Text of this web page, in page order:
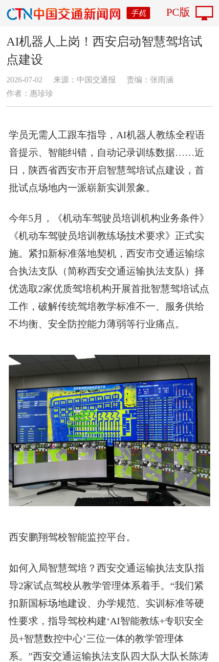
手机 PC版
AI机器人上岗！西安启动智慧驾培试
点建设
2026-07-02 来源：中国交通报
责编：张雨涵
作者：惠珍珍
学员无需人工跟车指导，AI机器人教练全程语
音提示、智能纠错，自动记录训练数据……近
日，陕西省西安市开启智慧驾培试点建设，首
批试点场地内一派崭新实训景象。
今年5月，《机动车驾驶员培训机构业务条件》
《机动车驾驶员培训教练场技术要求》正式实
施。紧扣新标准落地契机，西安市交通运输综
合执法支队（简称西安交通运输执法支队）择
优选取2家优质驾培机构开展首批智慧驾培试点
工作，破解传统驾培教学标准不一、服务供给
不均衡、安全防控能力薄弱等行业痛点。
西安鹏翔驾校智能监控平台。
如何入局智慧驾培？西安交通运输执法支队指
导2家试点驾校从教学管理体系着手。“我们紧
扣新国标场地建设、办学规范、实训标准等硬
性要求，指导驾校构建‘AI智能教练+专职安全
员+智慧数控中心’三位一体的教学管理体
系。”西安交通运输执法支队四大队大队长陈涛